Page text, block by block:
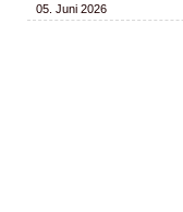
05. Juni 2026